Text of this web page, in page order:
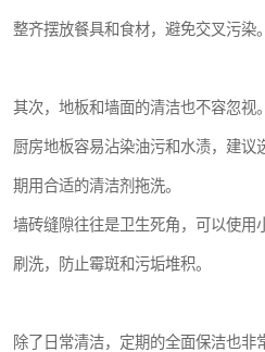
整齐摆放餐具和食材，避免交叉污染。
其次，地板和墙面的清洁也不容忽视。
厨房地板容易沾染油污和水渍，建议
期用合适的清洁剂拖洗。
墙砖缝隙往往是卫生死角，可以使用
刷洗，防止霉斑和污垢堆积。
除了日常清洁，定期的全面保洁也非